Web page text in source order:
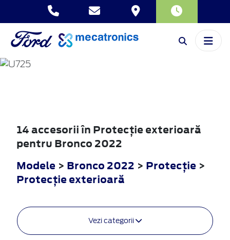
BRONCO
14 accesorii în Protecţie exterioară
pentru Bronco 2022
Modele > Bronco 2022 > Protecţie >
Protecţie exterioară
Vezi categorii